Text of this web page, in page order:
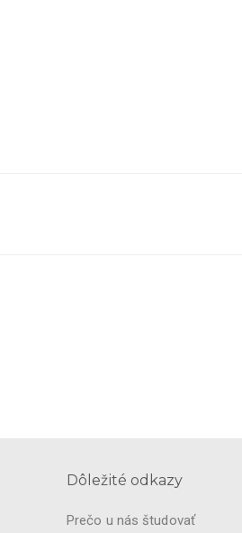
Dôležité odkazy
Prečo u nás študovať